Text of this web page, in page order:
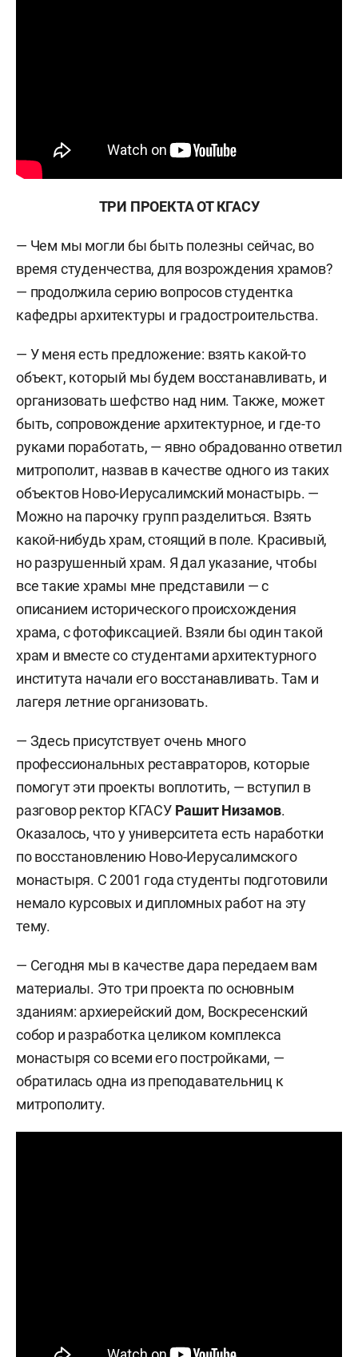
ТРИ ПРОЕКТА ОТ КГАСУ
— Чем мы могли бы быть полезны сейчас, во
время студенчества, для возрождения храмов?
— продолжила серию вопросов студентка
кафедры архитектуры и градостроительства.
— У меня есть предложение: взять какой-то
объект, который мы будем восстанавливать, и
организовать шефство над ним. Также, может
быть, сопровождение архитектурное, и где-то
руками поработать, — явно обрадованно ответил
митрополит, назвав в качестве одного из таких
объектов Ново-Иерусалимский монастырь. —
Можно на парочку групп разделиться. Взять
какой-нибудь храм, стоящий в поле. Красивый,
но разрушенный храм. Я дал указание, чтобы
все такие храмы мне представили — с
описанием исторического происхождения
храма, с фотофиксацией. Взяли бы один такой
храм и вместе со студентами архитектурного
института начали его восстанавливать. Там и
лагеря летние организовать.
— Здесь присутствует очень много
профессиональных реставраторов, которые
помогут эти проекты воплотить, — вступил в
разговор ректор КГАСУ Рашит Низамов.
Оказалось, что у университета есть наработки
по восстановлению Ново-Иерусалимского
монастыря. С 2001 года студенты подготовили
немало курсовых и дипломных работ на эту
тему.
— Сегодня мы в качестве дара передаем вам
материалы. Это три проекта по основным
зданиям: архиерейский дом, Воскресенский
собор и разработка целиком комплекса
монастыря со всеми его постройками, —
обратилась одна из преподавательниц к
митрополиту.